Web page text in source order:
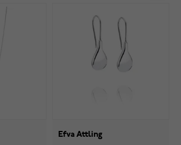
Efva Attling